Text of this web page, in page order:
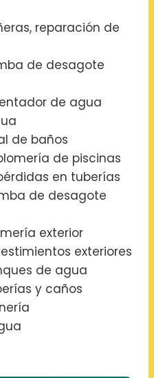
reparación de
de desagote
de agua
de baños
de piscinas
en tuberías
de desagote
exterior
exteriores
de agua
y caños